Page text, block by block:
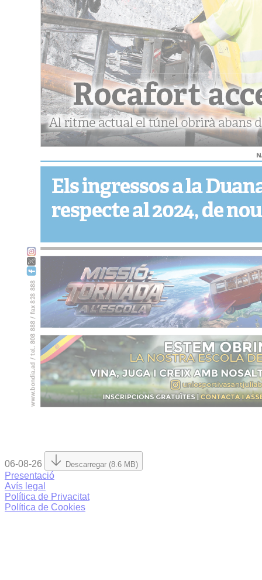
06-08-26 Descarregar (8.6 MB)
Presentació
Avís legal
Política de Privacitat
Política de Cookies